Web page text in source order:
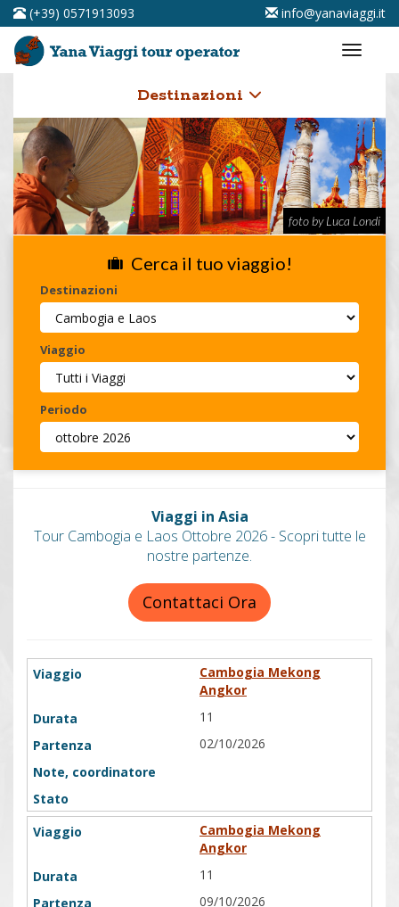
(+39) 0571913093 info@yanaviaggi.it
Destinazioni
foto by Luca Londi
Cerca il tuo viaggio!
Destinazioni
Viaggio
Periodo
Viaggi in Asia
Tour Cambogia e Laos Ottobre 2026 - Scopri tutte le
nostre partenze.
Contattaci Ora
Cambogia Mekong
Angkor
11
02/10/2026
Cambogia Mekong
Angkor
11
09/10/2026